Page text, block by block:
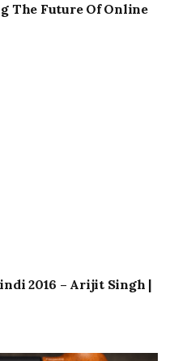
The Future Of Online
2016 – Arijit Singh |